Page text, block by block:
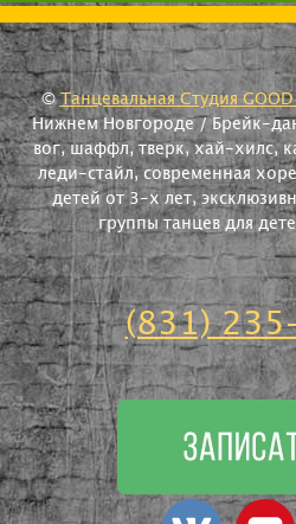
©Танцевальная Студия GOOD
Нижнем Новгороде / Брейк-
вог, шаффл, тверк, хай-хилс,
леди-стайл, современная
детей от 3-х лет,
группы танцев для
(831)